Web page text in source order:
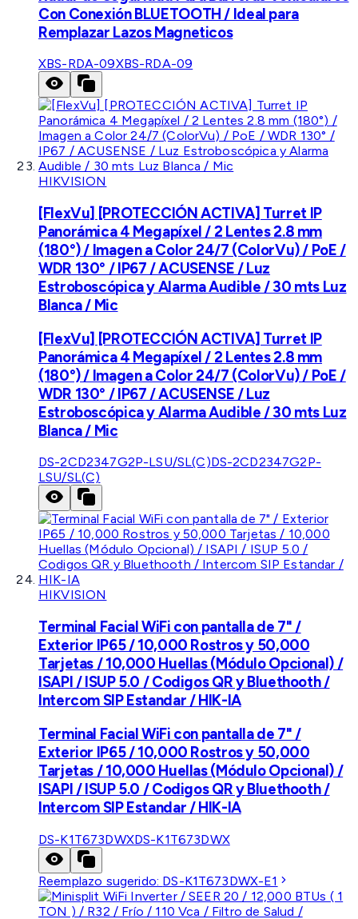
Con Conexión BLUETOOTH / Ideal para
Remplazar Lazos Magneticos
XBS-RDA-09XBS-RDA-09
HIKVISION
[FlexVu] [PROTECCIÓN ACTIVA] Turret IP
Panorámica 4 Megapíxel / 2 Lentes 2.8 mm
(180°) / Imagen a Color 24/7 (ColorVu) / PoE /
WDR 130° / IP67 / ACUSENSE / Luz
Estroboscópica y Alarma Audible / 30 mts Luz
Blanca / Mic
[FlexVu] [PROTECCIÓN ACTIVA] Turret IP
Panorámica 4 Megapíxel / 2 Lentes 2.8 mm
(180°) / Imagen a Color 24/7 (ColorVu) / PoE /
WDR 130° / IP67 / ACUSENSE / Luz
Estroboscópica y Alarma Audible / 30 mts Luz
Blanca / Mic
DS-2CD2347G2P-LSU/SL(C)DS-2CD2347G2P-
LSU/SL(C)
HIKVISION
Terminal Facial WiFi con pantalla de 7" /
Exterior IP65 / 10,000 Rostros y 50,000
Tarjetas / 10,000 Huellas (Módulo Opcional) /
ISAPI / ISUP 5.0 / Codigos QR y Bluethooth /
Intercom SIP Estandar / HIK-IA
Terminal Facial WiFi con pantalla de 7" /
Exterior IP65 / 10,000 Rostros y 50,000
Tarjetas / 10,000 Huellas (Módulo Opcional) /
ISAPI / ISUP 5.0 / Codigos QR y Bluethooth /
Intercom SIP Estandar / HIK-IA
DS-K1T673DWXDS-K1T673DWX
Reemplazo sugerido: DS-K1T673DWX-E1